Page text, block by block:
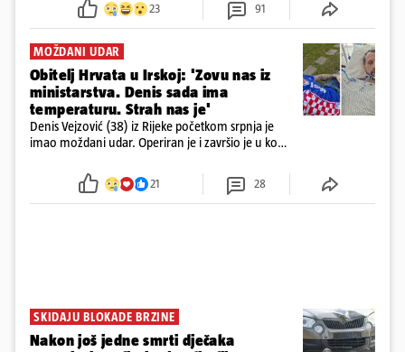
23 91
MOŽDANI UDAR
Obitelj Hrvata u Irskoj: 'Zovu nas iz
ministarstva. Denis sada ima
temperaturu. Strah nas je'
Denis Vejzović (38) iz Rijeke početkom srpnja je
imao moždani udar. Operiran je i završio je u komi.
tamošnji liječnici ne vjeruju u oporavak: 'Imamo
21 28
SKIDAJU BLOKADE BRZINE
Nakon još jedne smrti dječaka